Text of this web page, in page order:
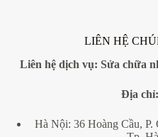
LIÊN HỆ
Liên hệ dịch vụ: Sửa chữa
Địa chỉ:
Hà Nội: 36 Hoàng Cầu,